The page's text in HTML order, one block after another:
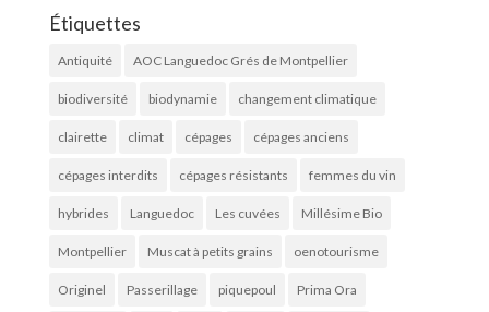
Étiquettes
Antiquité AOC Languedoc Grés de Montpellier
biodiversité biodynamie changement climatique
clairette climat cépages cépages anciens
cépages interdits cépages résistants femmes du vin
hybrides Languedoc Les cuvées Millésime Bio
Montpellier Muscat à petits grains oenotourisme
Originel Passerillage piquepoul Prima Ora